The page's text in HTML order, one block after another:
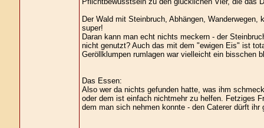
Der Wald mit Steinbruch, Abhängen,
super!
Daran kann man echt nichts meckern - der
nicht genutzt? Auch das mit dem "ewigen Eis" ist
Geröllklumpen rumlagen war vielleicht ein bisschen
Das Essen:
Also wer da nichts gefunden hatte, was ihm
oder dem ist einfach nichtmehr zu helfen. Fetziges
dem man sich nehmen konnte - den Caterer dürft ihr